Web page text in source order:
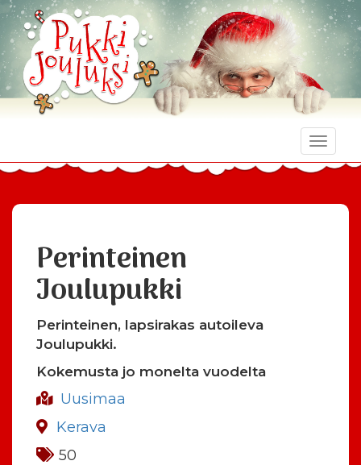
Toggle
Perinteinen
Joulupukki
Perinteinen, lapsirakas autoileva
Joulupukki.
Kokemusta jo monelta vuodelta
Uusimaa
Kerava
50